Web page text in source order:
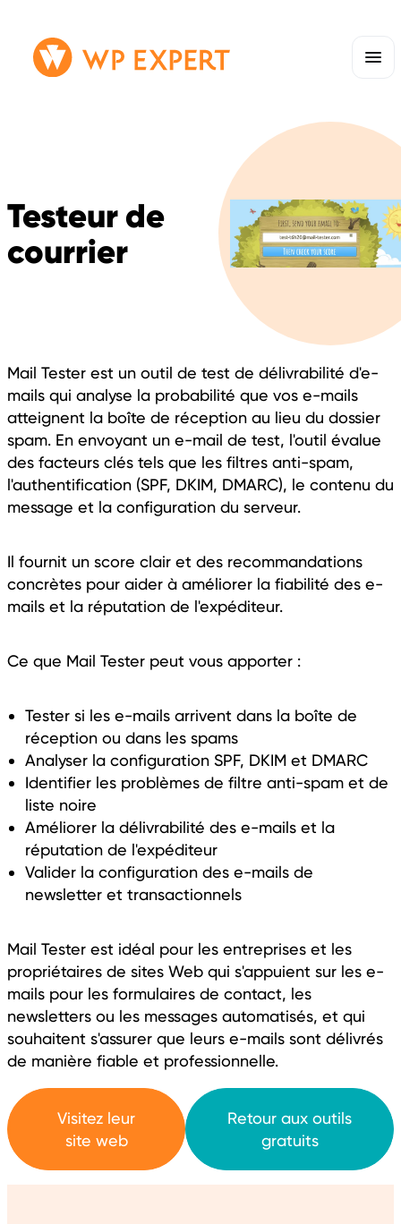
Passer
au
Lien
page
Testeur de
courrier
Mail Tester est un outil de test de délivrabilité d'e-
mails qui analyse la probabilité que vos e-mails
atteignent la boîte de réception au lieu du dossier
spam. En envoyant un e-mail de test, l'outil évalue
des facteurs clés tels que les filtres anti-spam,
l'authentification (SPF, DKIM, DMARC), le contenu du
message et la configuration du serveur.
Il fournit un score clair et des recommandations
concrètes pour aider à améliorer la fiabilité des e-
mails et la réputation de l'expéditeur.
Ce que Mail Tester peut vous apporter :
Tester si les e-mails arrivent dans la boîte de
réception ou dans les spams
Analyser la configuration SPF, DKIM et DMARC
Identifier les problèmes de filtre anti-spam et de
liste noire
Améliorer la délivrabilité des e-mails et la
réputation de l'expéditeur
Valider la configuration des e-mails de
newsletter et transactionnels
Mail Tester est idéal pour les entreprises et les
propriétaires de sites Web qui s'appuient sur les e-
mails pour les formulaires de contact, les
newsletters ou les messages automatisés, et qui
souhaitent s'assurer que leurs e-mails sont délivrés
de manière fiable et professionnelle.
Visitez leur
site web
Retour aux outils
gratuits